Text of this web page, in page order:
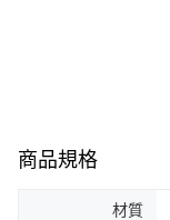
商品規格
材質